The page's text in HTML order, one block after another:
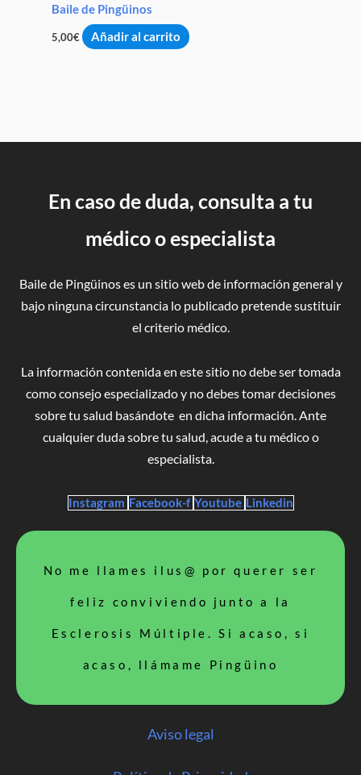
Baile de Pingüinos
5,00€ Añadir al carrito
En caso de duda, consulta a tu
médico o especialista
Baile de Pingüinos es un sitio web de información general y
bajo ninguna circunstancia lo publicado pretende sustituir
el criterio médico.
La información contenida en este sitio no debe ser tomada
como consejo especializado y no debes tomar decisiones
sobre tu salud basándote en dicha información. Ante
cualquier duda sobre tu salud, acude a tu médico o
especialista.
Instagram Facebook-f Youtube Linkedin
No me llames ilus@ por querer ser
feliz conviviendo junto a la
Esclerosis Múltiple. Si acaso, si
acaso, llámame Pingüino
Aviso legal